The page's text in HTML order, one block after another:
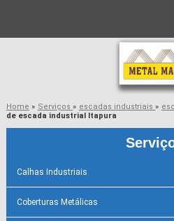
Home » Serviços» escadas industriais»
de escada industrial Itapura
Calhas Industriais
Coberturas Metálicas